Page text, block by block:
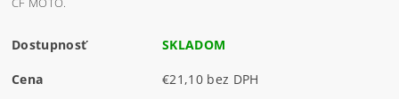
Dostupnosť SKLADOM
Cena €21,10 bez DPH